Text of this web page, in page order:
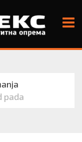
pada